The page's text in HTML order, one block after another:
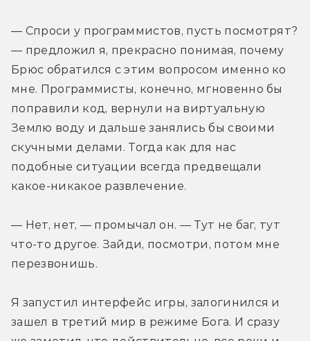
— Спроси у программистов, пусть посмотрят?
— предложил я, прекрасно понимая, почему
Брюс обратился с этим вопросом именно ко
мне. Программисты, конечно, мгновенно бы
поправили код, вернули на виртуальную
Землю воду и дальше занялись бы своими
скучными делами. Тогда как для нас
подобные ситуации всегда предвещали
какое-никакое развлечение.
— Нет, нет, — промычал он. — Тут не баг, тут
что-то другое. Зайди, посмотри, потом мне
перезвонишь.
Я запустил интерфейс игры, залогинился и
зашел в третий мир в режиме Бога. И сразу